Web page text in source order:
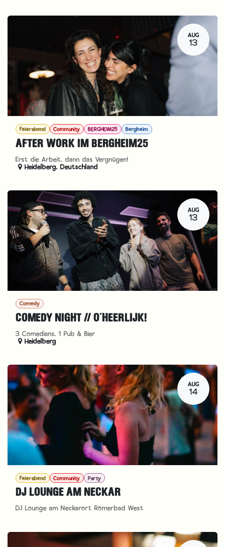
AUG
13
Feierabend Community BERGHEIM25 Bergheim
AFTER WORK IM BERGHEIM25
Erst die Arbeit, dann das Vergnügen!
Heidelberg, Deutschland
AUG
13
Comedy
COMEDY NIGHT // O´HEERLIJK!
3 Comedians, 1 Pub & Bier
Heidelberg
AUG
14
Feierabend Community Party
DJ LOUNGE AM NECKAR
DJ Lounge am Neckarort Römerbad West